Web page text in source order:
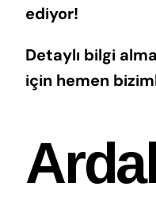
ediyor!
Detaylı bilgi
için hemen